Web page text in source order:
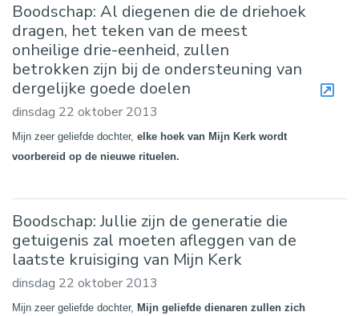
Boodschap: Al diegenen die de driehoek
dragen, het teken van de meest
onheilige drie-eenheid, zullen
betrokken zijn bij de ondersteuning van
dergelijke goede doelen
dinsdag 22 oktober 2013
Mijn zeer geliefde dochter, elke hoek van Mijn Kerk wordt
voorbereid op de nieuwe rituelen.
Boodschap: Jullie zijn de generatie die
getuigenis zal moeten afleggen van de
laatste kruisiging van Mijn Kerk
dinsdag 22 oktober 2013
Mijn zeer geliefde dochter, Mijn geliefde dienaren zullen zich